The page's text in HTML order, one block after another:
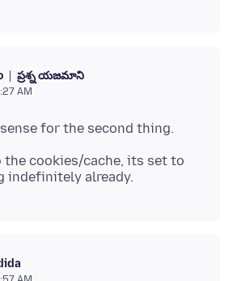
ప్రశ్న యజమాని
AM
the cookies/cache, its set to